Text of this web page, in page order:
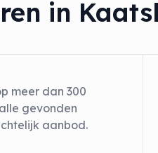
in
meer dan 300
gevonden
aanbod.